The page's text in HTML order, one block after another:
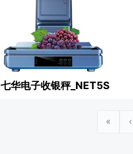
七华电子收银秤_NET5S
« ‹